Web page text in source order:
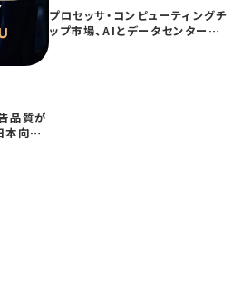
品質が
本向け
プロセッサ・コンピューティングチ
ップ市場、AIとデータセンター需